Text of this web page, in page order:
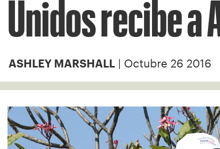
Unidos recibe a
ASHLEY MARSHALL | Octubre 26 2016